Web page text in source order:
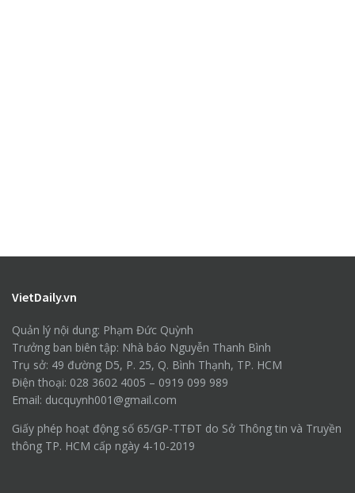
VietDaily.vn
Quản lý nội dung: Phạm Đức Quỳnh
Trưởng ban biên tập: Nhà báo Nguyễn Thanh Bình
Trụ sở: 49 đường D5, P. 25, Q. Bình Thạnh, TP. HCM
Điện thoại: 028 3602 4005 – 0919 099 989
Email: ducquynh001@gmail.com
Giấy phép hoạt động số 65/GP-TTĐT do Sở Thông tin và Truyền
thông TP. HCM cấp ngày 4-10-2019